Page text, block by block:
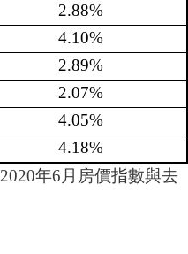
2.88%
4.10%
2.89%
2.07%
4.05%
4.18%
2020年6月房價指數與去